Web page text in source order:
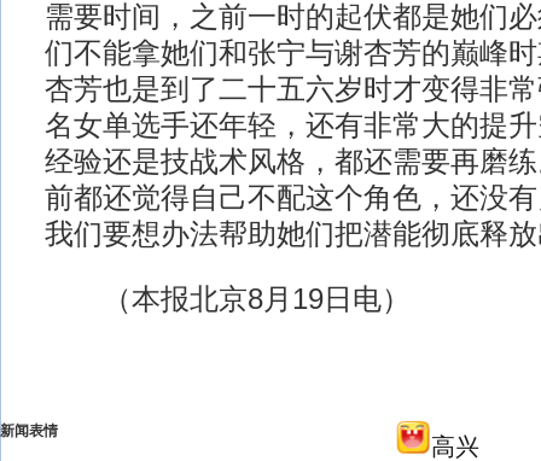
需要时间，之前一时的起伏都是她们
们不能拿她们和张宁与谢杏芳的巅峰
杏芳也是到了二十五六岁时才变得非
名女单选手还年轻，还有非常大的提
经验还是技战术风格，都还需要再磨
前都还觉得自己不配这个角色，还没
我们要想办法帮助她们把潜能彻底释放
（本报北京8月19日电）
新闻表情
高兴